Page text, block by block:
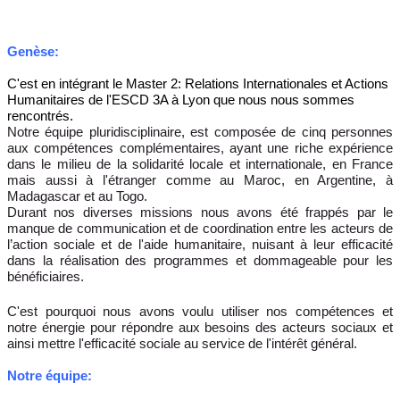
Genèse:
C'est en intégrant le Master 2: Relations Internationales et Actions
Humanitaires de l'ESCD 3A à Lyon que nous nous sommes
rencontrés.
Notre équipe pluridisciplinaire, est composée de cinq personnes
aux compétences complémentaires, ayant une riche expérience
dans le milieu de la solidarité locale et internationale, en France
mais aussi à l'étranger comme au Maroc, en Argentine, à
Madagascar et au Togo.
Durant nos diverses missions nous avons été frappés par le
manque de communication et de coordination entre les acteurs de
l’action sociale et de l'aide humanitaire, nuisant à leur efficacité
dans la réalisation des programmes et dommageable pour les
bénéficiaires.
C'est pourquoi nous avons voulu utiliser nos compétences et
notre énergie pour répondre aux besoins des acteurs sociaux et
ainsi mettre l'efficacité sociale au service de l'intérêt général.
Notre équipe: